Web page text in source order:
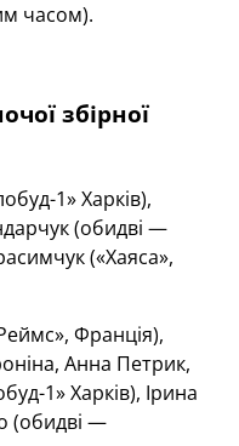
часом).
збірної
1» Харків),
(обидві —
(«Хаяса»,
Франція),
Анна Петрик,
1» Харків), Ірина
(обидві —